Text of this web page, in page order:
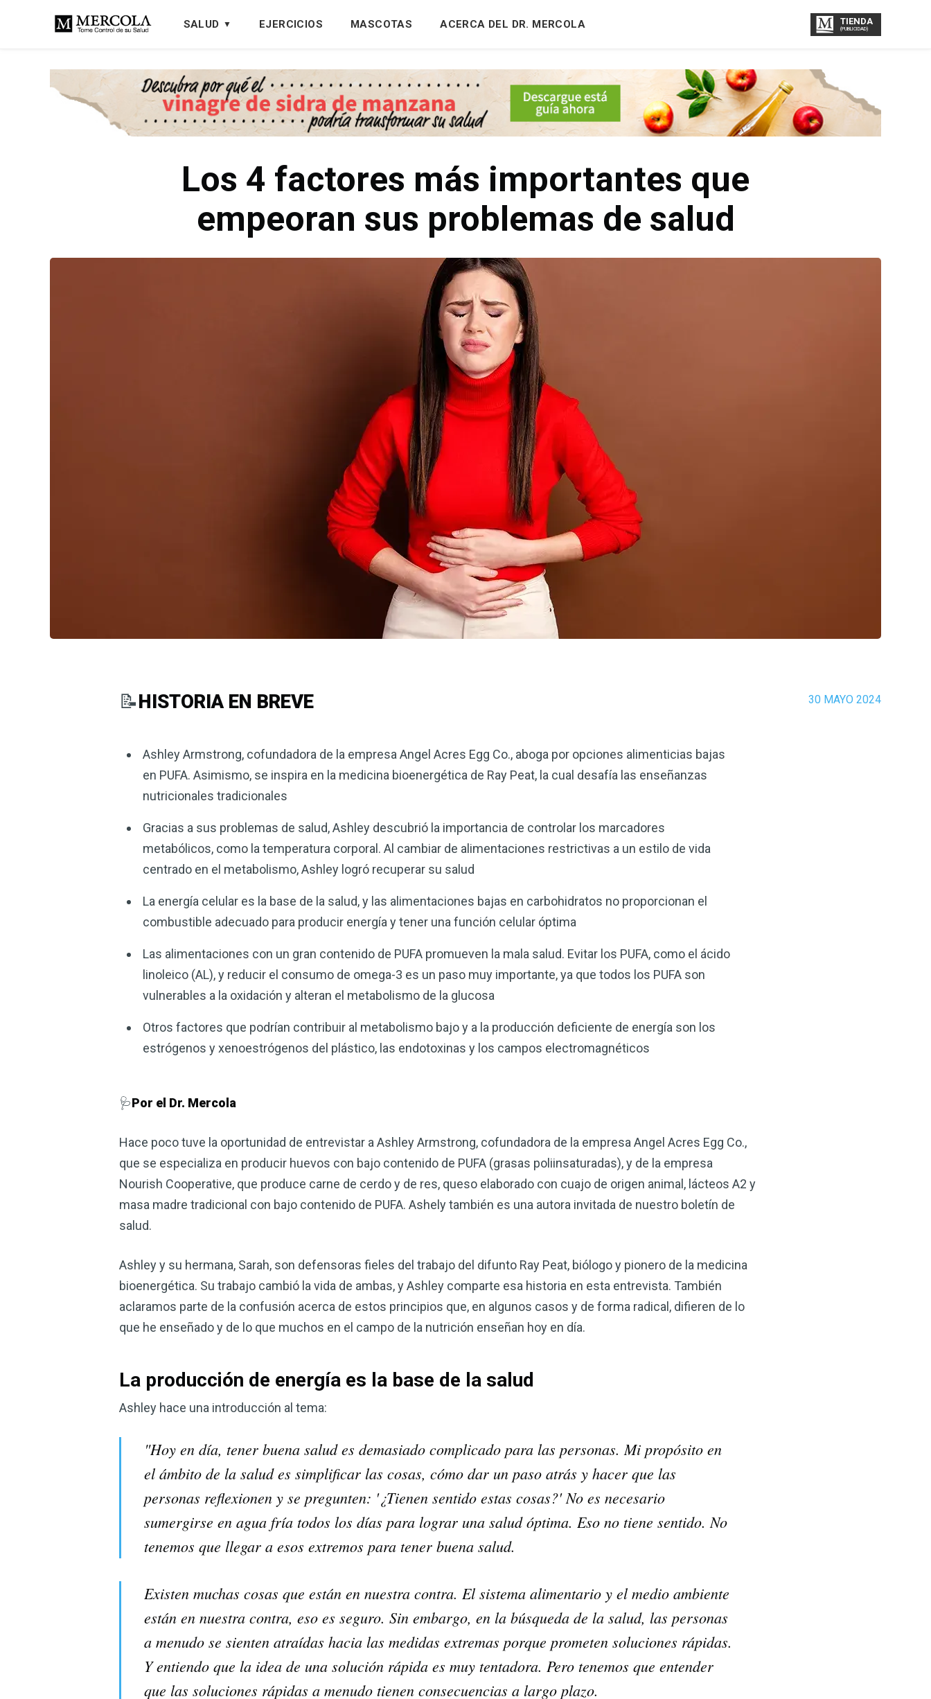
SALUD EJERCICIOS MASCOTAS ACERCA DEL DR. MERCOLA TIENDA
(PUBLICIDAD)
Los 4 factores más importantes que
empeoran sus problemas de salud
30 MAYO 2024
📝HISTORIA EN BREVE
Ashley Armstrong, cofundadora de la empresa Angel Acres Egg Co., aboga por opciones alimenticias bajas
en PUFA. Asimismo, se inspira en la medicina bioenergética de Ray Peat, la cual desafía las enseñanzas
nutricionales tradicionales
Gracias a sus problemas de salud, Ashley descubrió la importancia de controlar los marcadores
metabólicos, como la temperatura corporal. Al cambiar de alimentaciones restrictivas a un estilo de vida
centrado en el metabolismo, Ashley logró recuperar su salud
La energía celular es la base de la salud, y las alimentaciones bajas en carbohidratos no proporcionan el
combustible adecuado para producir energía y tener una función celular óptima
Las alimentaciones con un gran contenido de PUFA promueven la mala salud. Evitar los PUFA, como el ácido
linoleico (AL), y reducir el consumo de omega-3 es un paso muy importante, ya que todos los PUFA son
vulnerables a la oxidación y alteran el metabolismo de la glucosa
Otros factores que podrían contribuir al metabolismo bajo y a la producción deficiente de energía son los
estrógenos y xenoestrógenos del plástico, las endotoxinas y los campos electromagnéticos
🩺Por el Dr. Mercola
Hace poco tuve la oportunidad de entrevistar a Ashley Armstrong, cofundadora de la empresa Angel Acres Egg Co.,
que se especializa en producir huevos con bajo contenido de PUFA (grasas poliinsaturadas), y de la empresa
Nourish Cooperative, que produce carne de cerdo y de res, queso elaborado con cuajo de origen animal, lácteos A2 y
masa madre tradicional con bajo contenido de PUFA. Ashely también es una autora invitada de nuestro boletín de
salud.
Ashley y su hermana, Sarah, son defensoras fieles del trabajo del difunto Ray Peat, biólogo y pionero de la medicina
bioenergética. Su trabajo cambió la vida de ambas, y Ashley comparte esa historia en esta entrevista. También
aclaramos parte de la confusión acerca de estos principios que, en algunos casos y de forma radical, difieren de lo
que he enseñado y de lo que muchos en el campo de la nutrición enseñan hoy en día.
La producción de energía es la base de la salud
Ashley hace una introducción al tema:
"Hoy en día, tener buena salud es demasiado complicado para las personas. Mi propósito en
el ámbito de la salud es simplificar las cosas, cómo dar un paso atrás y hacer que las
personas reflexionen y se pregunten: '¿Tienen sentido estas cosas?' No es necesario
sumergirse en agua fría todos los días para lograr una salud óptima. Eso no tiene sentido. No
tenemos que llegar a esos extremos para tener buena salud.
Existen muchas cosas que están en nuestra contra. El sistema alimentario y el medio ambiente
están en nuestra contra, eso es seguro. Sin embargo, en la búsqueda de la salud, las personas
a menudo se sienten atraídas hacia las medidas extremas porque prometen soluciones rápidas.
Y entiendo que la idea de una solución rápida es muy tentadora. Pero tenemos que entender
que las soluciones rápidas a menudo tienen consecuencias a largo plazo.
Mejore su salud de forma natural con el
vinagre de sidra de manzana — Obtenga
mi guía ahora
remedios más versátiles de la naturaleza, ya sea que
quiera mejorar su digestión, reforzar la salud de su
¡Descubra todo lo que el VSM puede hacer por su salud!
DESCÁRGUELA AHORA